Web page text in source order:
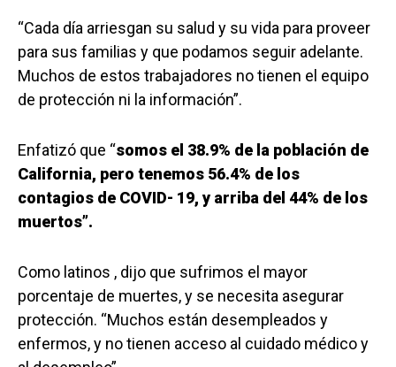
“Cada día arriesgan su salud y su vida para proveer
para sus familias y que podamos seguir adelante.
Muchos de estos trabajadores no tienen el equipo
de protección ni la información”.
Enfatizó que “somos el 38.9% de la población de
California, pero tenemos 56.4% de los
contagios de COVID- 19, y arriba del 44% de los
muertos”.
Como latinos , dijo que sufrimos el mayor
porcentaje de muertes, y se necesita asegurar
protección. “Muchos están desempleados y
enfermos, y no tienen acceso al cuidado médico y